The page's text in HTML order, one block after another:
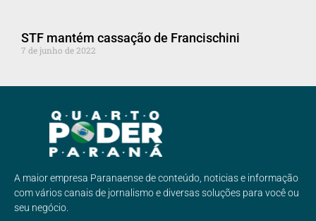
STF mantém cassação de Francischini
7 de junho de 2022
A maior empresa Paranaense de conteúdo, noticias e informação
com vários canais de jornalismo e diversas soluções para você ou
seu negócio.